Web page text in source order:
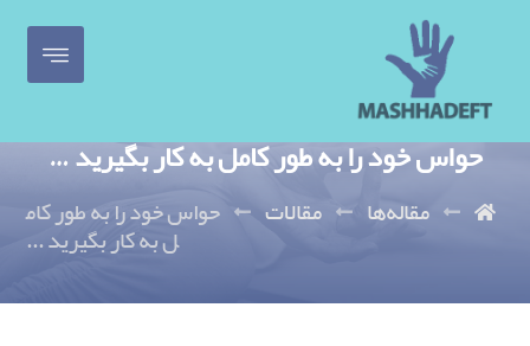
حواس خود را به طور کامل به کار بگیرید …
مقاله‌ها مقالات
حواس خود را به طور کام
ل به کار بگیرید ...